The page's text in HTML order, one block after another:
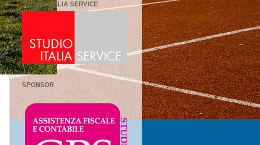
STUDIO ITALIA SERVICE
SPONSOR